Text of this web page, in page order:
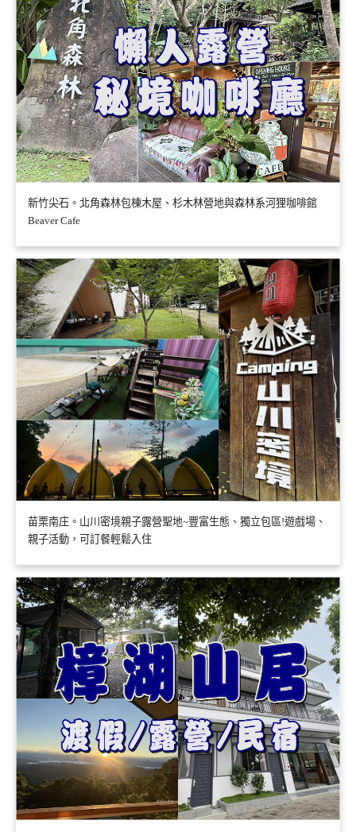
新竹尖石。北角森林包棟木屋、杉木林營地與森林系河狸咖啡館
Beaver Cafe
苗栗南庄。山川密境親子露營聖地~豐富生態、獨立包區!遊戲場、
親子活動，可訂餐輕鬆入住